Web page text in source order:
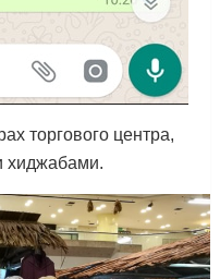
торгового центра,
хиджабами.